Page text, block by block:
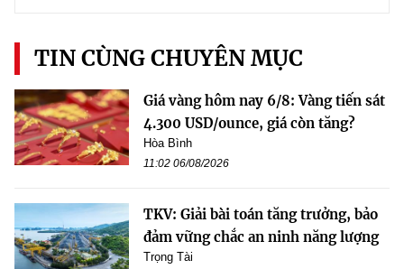
TIN CÙNG CHUYÊN MỤC
Giá vàng hôm nay 6/8: Vàng tiến sát
4.300 USD/ounce, giá còn tăng?
Hòa Bình
11:02 06/08/2026
TKV: Giải bài toán tăng trưởng, bảo
đảm vững chắc an ninh năng lượng
Trọng Tài